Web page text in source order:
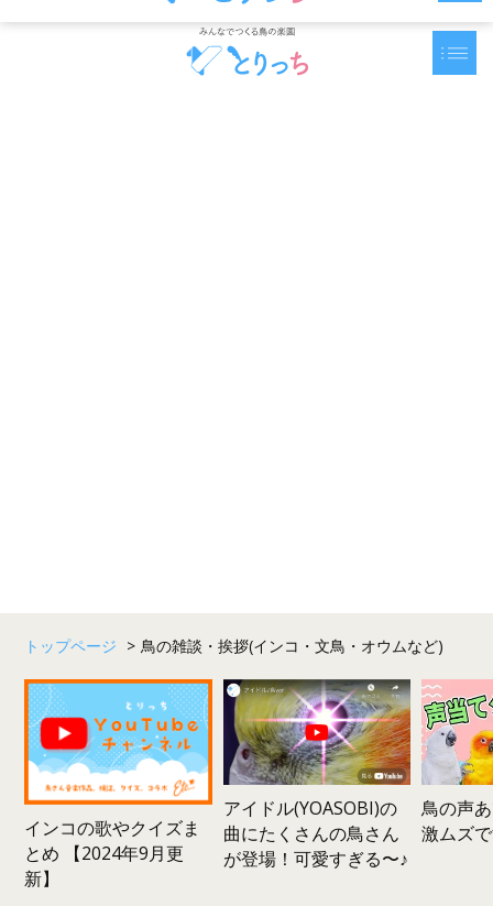
トップページ > 鳥の雑談・挨拶(インコ・文鳥・オウムなど)
インコの歌やクイズま
とめ 【2024年9月更
新】
アイドル(YOASOBI)の
曲にたくさんの鳥さん
が登場！可愛すぎる〜♪
鳥の声
激ムズ